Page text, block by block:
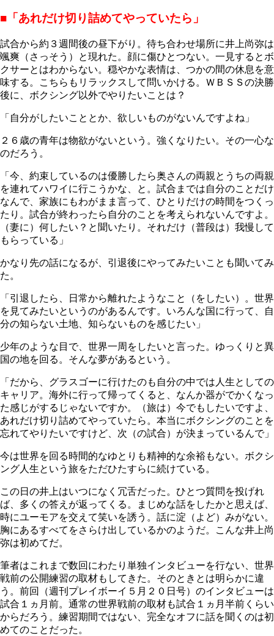
■「あれだけ切り詰めてやっていたら」
試合から約３週間後の昼下がり。待ち合わせ場所に井上尚弥は
颯爽（さっそう）と現れた。顔に傷ひとつない。一見するとボ
クサーとはわからない。穏やかな表情は、つかの間の休息を意
味する。こちらもリラックスして問いかける。ＷＢＳＳの決勝
後に、ボクシング以外でやりたいことは？
「自分がしたいこととか、欲しいものがないんですよね」
２６歳の青年は物欲がないという。強くなりたい。その一心な
のだろう。
「今、約束しているのは優勝したら奥さんの両親とうちの両親
を連れてハワイに行こうかな、と。試合までは自分のことだけ
なんで、家族にもわがまま言って、ひとりだけの時間をつくっ
たり。試合が終わったら自分のことを考えられないんですよ。
（妻に）何したい？と聞いたり。それだけ（普段は）我慢して
もらっている」
かなり先の話になるが、引退後にやってみたいことも聞いてみ
た。
「引退したら、日常から離れたようなこと（をしたい）。世界
を見てみたいというのがあるんです。いろんな国に行って、自
分の知らない土地、知らないものを感じたい」
少年のような目で、世界一周をしたいと言った。ゆっくりと異
国の地を回る。そんな夢があるという。
「だから、グラスゴーに行けたのも自分の中では人生としての
キャリア。海外に行って帰ってくると、なんか器がでかくなっ
た感じがするじゃないですか。（旅は）今でもしたいですよ、
あれだけ切り詰めてやっていたら。本当にボクシングのことを
忘れてやりたいですけど、次（の試合）が決まっているんで」
今は世界を回る時間的なゆとりも精神的な余裕もない。ボクシ
ング人生という旅をただひたすらに続けている。
この日の井上はいつになく冗舌だった。ひとつ質問を投げれ
ば、多くの答えが返ってくる。まじめな話をしたかと思えば、
時にユーモアを交えて笑いを誘う。話に淀（よど）みがない。
胸にあるすべてをさらけ出しているかのようだ。こんな井上尚
弥は初めてだ。
筆者はこれまで数回にわたり単独インタビューを行ない、世界
戦前の公開練習の取材もしてきた。そのときとは明らかに違
う。前回（週刊プレイボーイ５月２０日号）のインタビューは
試合１ヵ月前。通常の世界戦前の取材も試合１ヵ月半前くらい
からだろう。練習期間ではない、完全なオフに話を聞くのは初
めてのことだった。